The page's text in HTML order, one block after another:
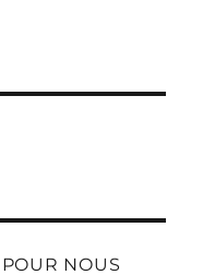
NOUS